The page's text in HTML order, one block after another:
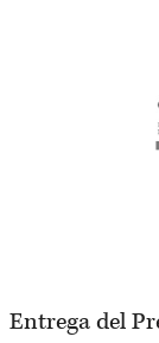
Entrega del